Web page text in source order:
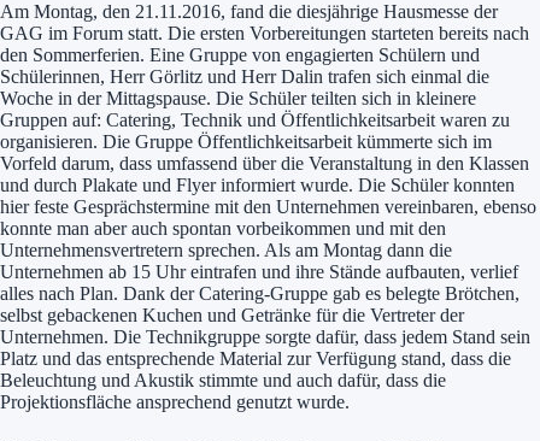
Am Montag, den 21.11.2016, fand die diesjährige Hausmesse der
GAG im Forum statt. Die ersten Vorbereitungen starteten bereits nach
den Sommerferien. Eine Gruppe von engagierten Schülern und
Schülerinnen, Herr Görlitz und Herr Dalin trafen sich einmal die
Woche in der Mittagspause. Die Schüler teilten sich in kleinere
Gruppen auf: Catering, Technik und Öffentlichkeitsarbeit waren zu
organisieren. Die Gruppe Öffentlichkeitsarbeit kümmerte sich im
Vorfeld darum, dass umfassend über die Veranstaltung in den Klassen
und durch Plakate und Flyer informiert wurde. Die Schüler konnten
hier feste Gesprächstermine mit den Unternehmen vereinbaren, ebenso
konnte man aber auch spontan vorbeikommen und mit den
Unternehmensvertretern sprechen. Als am Montag dann die
Unternehmen ab 15 Uhr eintrafen und ihre Stände aufbauten, verlief
alles nach Plan. Dank der Catering-Gruppe gab es belegte Brötchen,
selbst gebackenen Kuchen und Getränke für die Vertreter der
Unternehmen. Die Technikgruppe sorgte dafür, dass jedem Stand sein
Platz und das entsprechende Material zur Verfügung stand, dass die
Beleuchtung und Akustik stimmte und auch dafür, dass die
Projektionsfläche ansprechend genutzt wurde.